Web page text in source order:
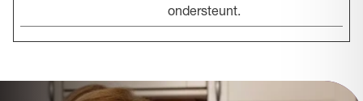
ondersteunt.